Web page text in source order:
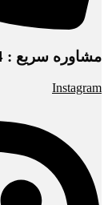
مشاوره سریع : 09125453894
Instagram